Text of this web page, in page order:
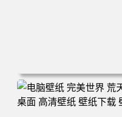
电脑壁纸 动漫 无限 罗小
鹿野师姐 电脑桌面 高清壁